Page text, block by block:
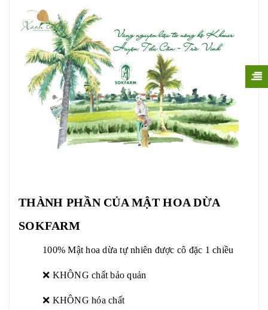
THÀNH PHẦN CỦA MẬT HOA DỪA
SOKFARM
100% Mật hoa dừa tự nhiên được cô đặc 1 chiều
❌ KHÔNG chất bảo quản
❌ KHÔNG hóa chất